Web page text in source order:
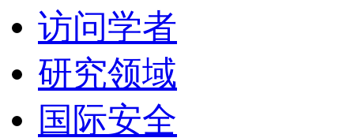
访问学者
研究领域
国际安全